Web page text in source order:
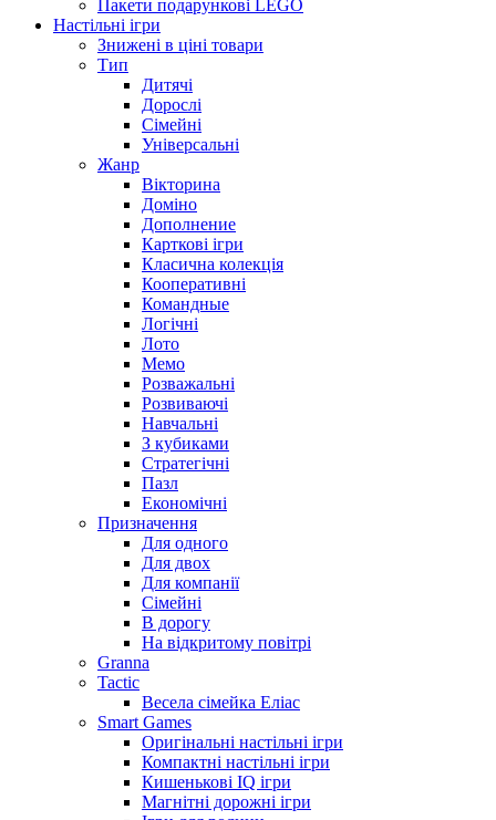
Пакети подарункові LEGO
Настільні ігри
Знижені в ціні товари
Тип
Дитячі
Дорослі
Сімейні
Універсальні
Жанр
Вікторина
Доміно
Дополнение
Карткові ігри
Класична колекція
Кооперативні
Командные
Логічні
Лото
Мемо
Розважальні
Розвиваючі
Навчальні
З кубиками
Стратегічні
Пазл
Економічні
Призначення
Для одного
Для двох
Для компанії
Сімейні
В дорогу
На відкритому повітрі
Granna
Tactic
Весела сімейка Еліас
Smart Games
Оригінальні настільні ігри
Компактні настільні ігри
Кишенькові IQ ігри
Магнітні дорожні ігри